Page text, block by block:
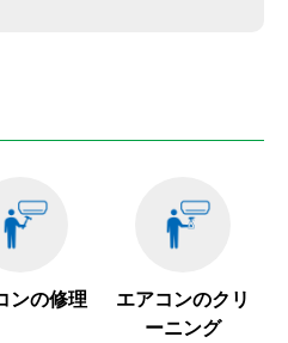
ンの修理
エアコンのクリ
ーニング